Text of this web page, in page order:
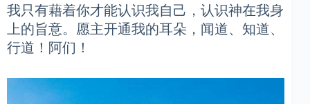
我只有藉着你才能认识我自己，认识神在我身
上的旨意。愿主开通我的耳朵，闻道、知道、
行道！阿们！